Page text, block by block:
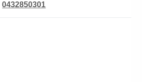
0432850301